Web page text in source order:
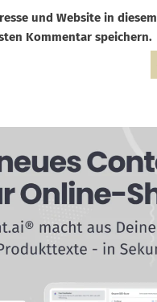
und Website in
Kommentar speichern.